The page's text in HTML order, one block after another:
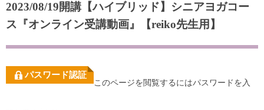
2023/08/19開講【ハイブリッド】シニアヨガコー
ス『オンライン受講動画』【reiko先生用】
パスワード認証
このページを閲覧するにはパスワードを入